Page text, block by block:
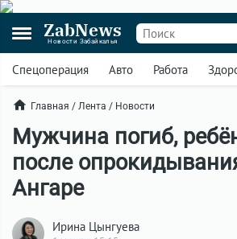
ZabNews
Новости Забайкалья
Спецоперация Авто Работа
Главная / Лента / Новости
Мужчина погиб,
после
Ангаре
Ирина Цынгуева